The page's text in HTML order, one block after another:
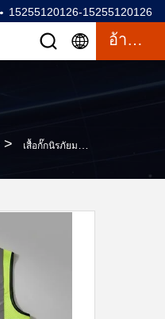
15255120126-15255120126
อ้างอิง
> เสื้อกั๊กนิรภัยมองเห็นได้สูง S M L XL XXL ผ้าทนทาน แถบสะท้อนแสงสำหรับงานก่อสร้าง งานถนน และความปลอดภัยในอุตสาหกรรม